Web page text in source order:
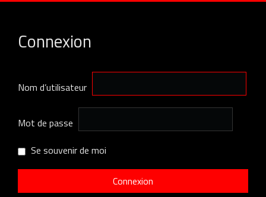
Connexion
Nom d’utilisateur
Mot de passe
Se souvenir de moi